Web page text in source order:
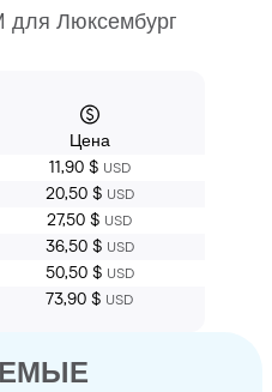
для Люксембург
Цена
11,90 $ USD
20,50 $ USD
27,50 $ USD
36,50 $ USD
50,50 $ USD
73,90 $ USD